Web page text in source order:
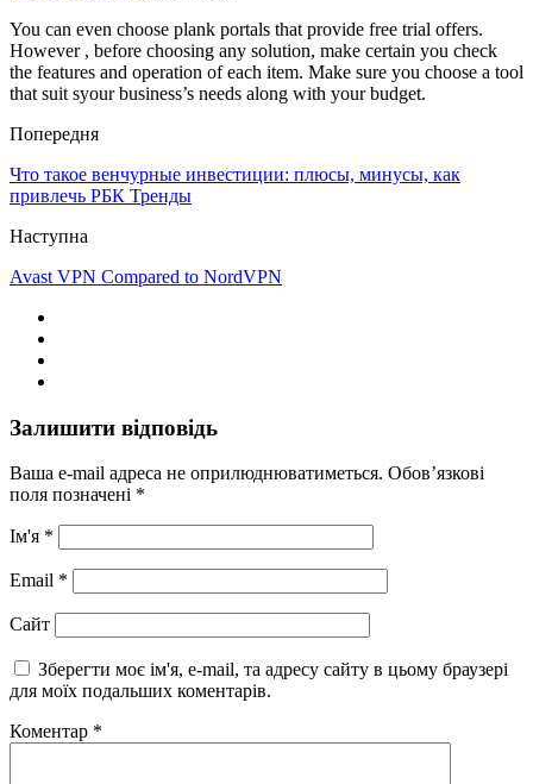
You can even choose plank portals that provide free trial offers.
However , before choosing any solution, make certain you check
the features and operation of each item. Make sure you choose a tool
that suit syour business’s needs along with your budget.
Попередня
Что такое венчурные инвестиции: плюсы, минусы, как
привлечь РБК Тренды
Наступна
Avast VPN Compared to NordVPN
Залишити відповідь
Ваша e-mail адреса не оприлюднюватиметься. Обов’язкові
поля позначені *
Ім'я *
Email *
Сайт
Зберегти моє ім'я, e-mail, та адресу сайту в цьому браузері
для моїх подальших коментарів.
Коментар *